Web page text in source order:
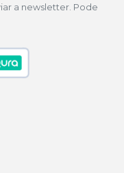
a newsletter. Pode